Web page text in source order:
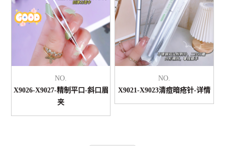
NO.
X9026-X9027-精制平口-斜口眉
夹
NO.
X9021-X9023清痘暗疮针-详情